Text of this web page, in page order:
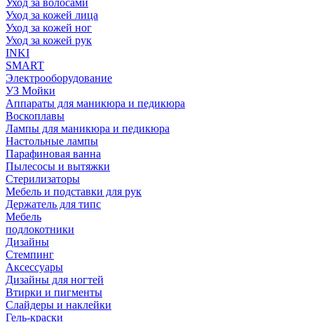
Уход за волосами
Уход за кожей лица
Уход за кожей ног
Уход за кожей рук
INKI
SMART
Электрооборудование
УЗ Мойки
Аппараты для маникюра и педикюра
Воскоплавы
Лампы для маникюра и педикюра
Настольные лампы
Парафиновая ванна
Пылесосы и вытяжки
Стерилизаторы
Мебель и подставки для рук
Держатель для типс
Мебель
подлокотники
Дизайны
Стемпинг
Аксессуары
Дизайны для ногтей
Втирки и пигменты
Слайдеры и наклейки
Гель-краски